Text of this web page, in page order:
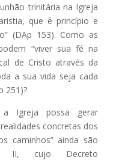
trinitária na Igreja
que é princípio e
(DAp 153). Como as
“viver sua fé na
de Cristo através da
a sua vida seja cada
251)?
a Igreja possa gerar
concretas dos
caminhos” ainda são
II, cujo Decreto